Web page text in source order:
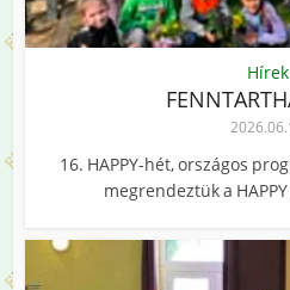
Hírek
16. HAPPY-hét, országos
megrendeztük a